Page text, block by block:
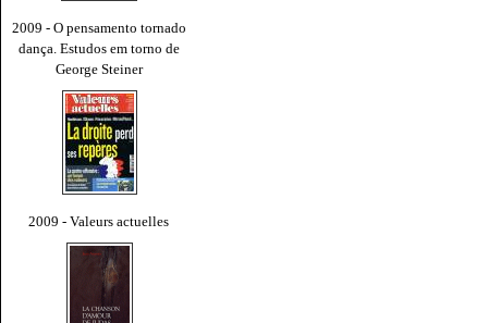
2009 - O pensamento tornado
dança. Estudos em torno de
George Steiner
2009 - Valeurs actuelles